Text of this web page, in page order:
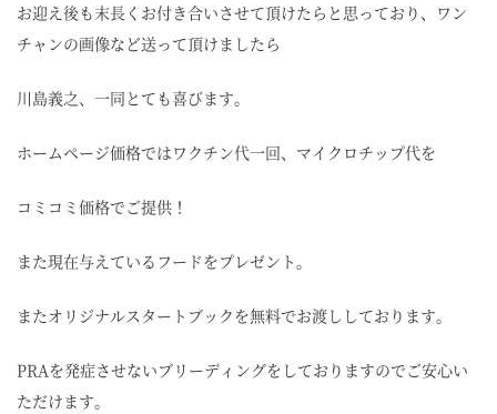
お迎え後も末長くお付き合いさせて頂けたらと思っており、ワン
チャンの画像など送って頂けましたら
川島義之、一同とても喜びます。
ホームページ価格ではワクチン代一回、マイクロチップ代を
コミコミ価格でご提供！
また現在与えているフードをプレゼント。
またオリジナルスタートブックを無料でお渡ししております。
PRAを発症させないブリーディングをしておりますのでご安心い
ただけます。